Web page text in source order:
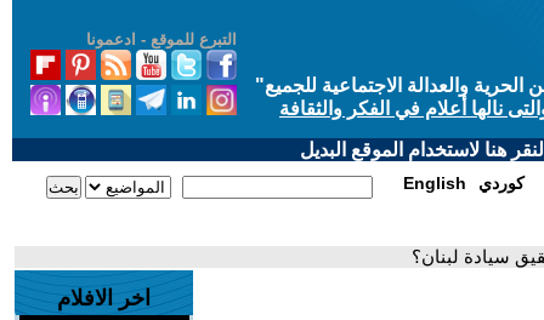
التبرع للموقع - ادعمونا
والعدالة الاجتماعية للجميع"
نالها أعلام في الفكر والثقافة
هنا لاستخدام الموقع البديل
English كوردي
سيادة لبنان؟
اخر الافلام